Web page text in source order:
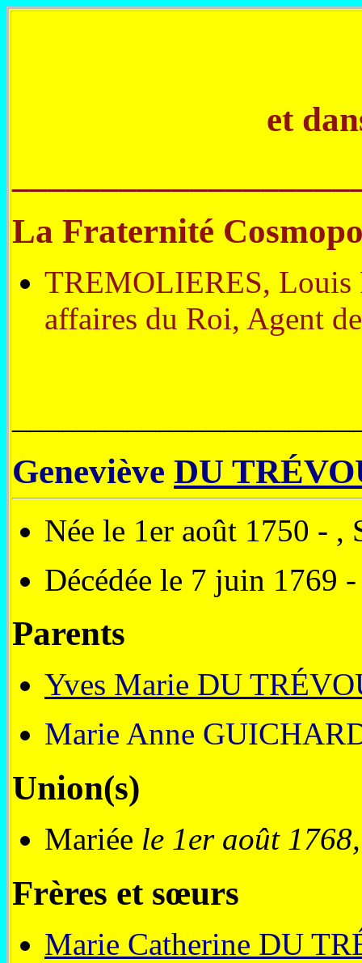
et
La Fraternité
TREMOLIERES, Louis
affaires du Roi, Agent
Geneviève DU
Née le 1er août 1750 - ,
Décédée le 7 juin 1769
Parents
Yves Marie DU
Marie Anne
Union(s)
Mariée le 1er août
Frères et sœurs
Marie Catherine DU